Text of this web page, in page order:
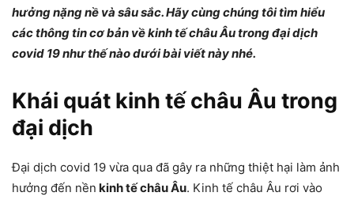
hưởng nặng nề và sâu sắc. Hãy cùng chúng tôi tìm hiểu
các thông tin cơ bản về kinh tế châu Âu trong đại dịch
covid 19 như thế nào dưới bài viết này nhé.
Khái quát kinh tế châu Âu trong
đại dịch
Đại dịch covid 19 vừa qua đã gây ra những thiệt hại làm ảnh
hưởng đến nền kinh tế châu Âu. Kinh tế châu Âu rơi vào